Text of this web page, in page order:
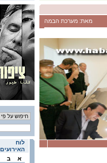
לוח
האירועים
א
ב
מאת: מערכת הבמה